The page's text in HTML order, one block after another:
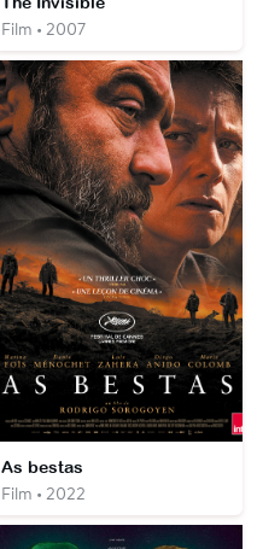
Film • 2007
As bestas
Film • 2022